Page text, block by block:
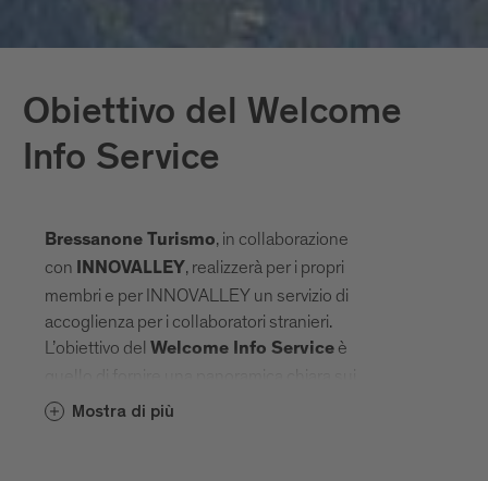
Obiettivo del Welcome
Info Service
Bressanone Turismo, in collaborazione
con INNOVALLEY, realizzerà per i propri
membri e per INNOVALLEY un servizio di
accoglienza per i collaboratori stranieri.
L’obiettivo del Welcome Info Service è
quello di fornire una panoramica chiara sui
requisiti burocratici, offrendo anche un
Mostra di più